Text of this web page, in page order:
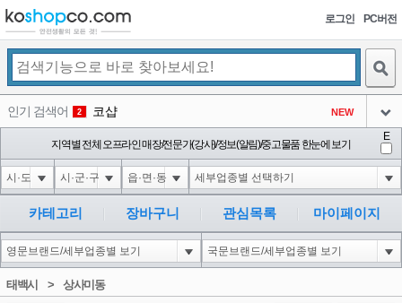
로그인 PC버전
인기 검색어 2 코샵 NEW
3 익스
아이콘
4 미끄럼방지
아이콘
5 대성설렁탕
아이콘
-16
6 1-1 waitfor delay '0:0:15' --
아이콘
0
1
지역별 전체 오프라인 매장/전문가(강사)/정보(알림)/중고물품 한눈에 보기
E
카테고리 장바구니 관심목록 마이페이지
태백시 > 상사미동